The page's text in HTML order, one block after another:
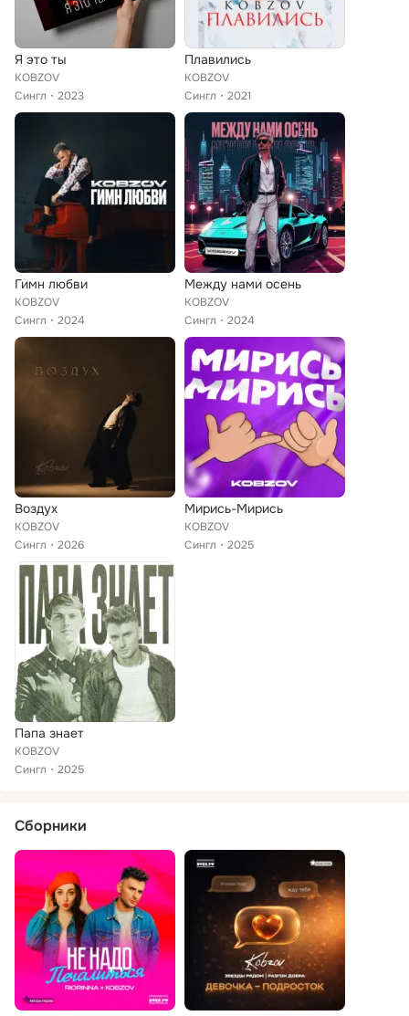
Я это ты
KOBZOV
Сингл
2023
Плавились
KOBZOV
Сингл
2021
Гимн любви
KOBZOV
Сингл
2024
Между нами осень
KOBZOV
Сингл
2024
Воздух
KOBZOV
Сингл
2026
Мирись-Мирись
KOBZOV
Сингл
2025
Папа знает
KOBZOV
Сингл
2025
Сборники